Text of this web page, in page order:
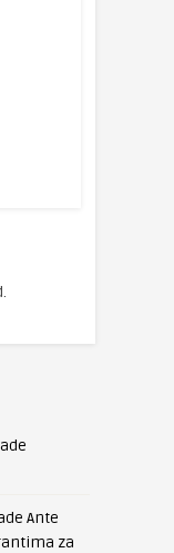
Ante
za